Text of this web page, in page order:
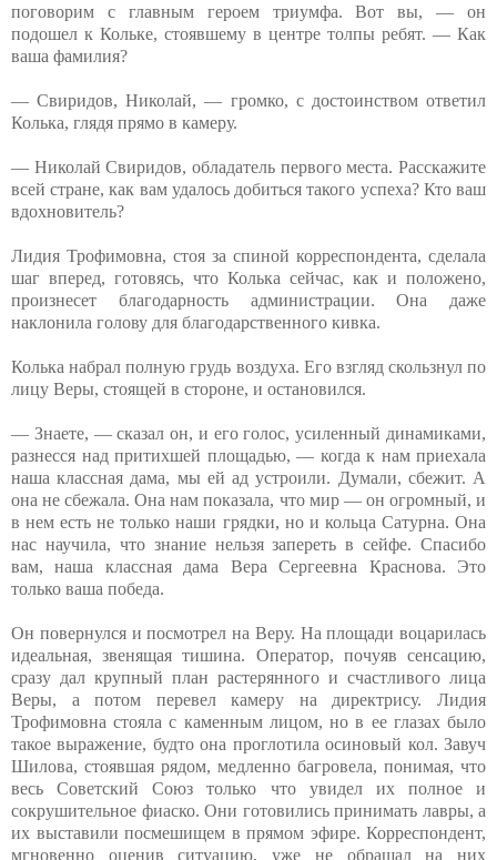
поговорим с главным героем триумфа. Вот вы, — он
подошел к Кольке, стоявшему в центре толпы ребят. — Как
ваша фамилия?
— Свиридов, Николай, — громко, с достоинством ответил
Колька, глядя прямо в камеру.
— Николай Свиридов, обладатель первого места. Расскажите
всей стране, как вам удалось добиться такого успеха? Кто ваш
вдохновитель?
Лидия Трофимовна, стоя за спиной корреспондента, сделала
шаг вперед, готовясь, что Колька сейчас, как и положено,
произнесет благодарность администрации. Она даже
наклонила голову для благодарственного кивка.
Колька набрал полную грудь воздуха. Его взгляд скользнул по
лицу Веры, стоящей в стороне, и остановился.
— Знаете, — сказал он, и его голос, усиленный динамиками,
разнесся над притихшей площадью, — когда к нам приехала
наша классная дама, мы ей ад устроили. Думали, сбежит. А
она не сбежала. Она нам показала, что мир — он огромный, и
в нем есть не только наши грядки, но и кольца Сатурна. Она
нас научила, что знание нельзя запереть в сейфе. Спасибо
вам, наша классная дама Вера Сергеевна Краснова. Это
только ваша победа.
Он повернулся и посмотрел на Веру. На площади воцарилась
идеальная, звенящая тишина. Оператор, почуяв сенсацию,
сразу дал крупный план растерянного и счастливого лица
Веры, а потом перевел камеру на директрису. Лидия
Трофимовна стояла с каменным лицом, но в ее глазах было
такое выражение, будто она проглотила осиновый кол. Завуч
Шилова, стоявшая рядом, медленно багровела, понимая, что
весь Советский Союз только что увидел их полное и
сокрушительное фиаско. Они готовились принимать лавры, а
их выставили посмешищем в прямом эфире. Корреспондент,
мгновенно оценив ситуацию, уже не обращал на них